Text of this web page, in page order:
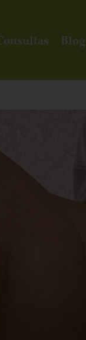
Blog